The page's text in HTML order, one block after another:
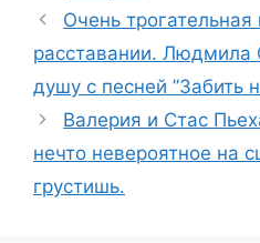
Очень
расставании. Людмила
душу с песней ”Забить
Валерия и Стас
нечто невероятное на
грустишь.